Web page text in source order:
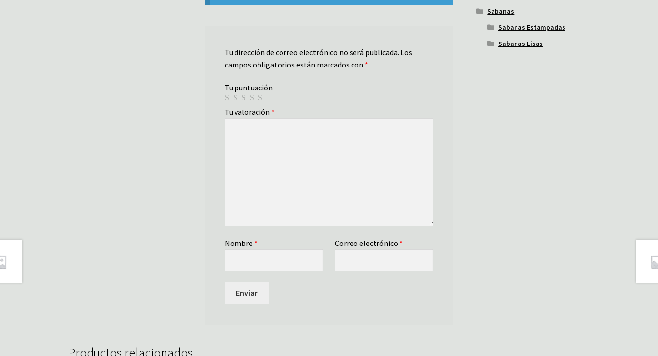
Tu dirección de correo electrónico no será publicada. Los
campos obligatorios están marcados con *
Tu puntuación
Tu valoración *
Nombre * Correo electrónico *
Productos relacionados
Sabanas
Sabanas Estampadas
Sabanas Lisas